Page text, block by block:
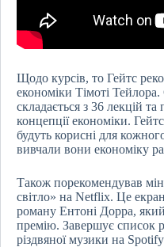
Щодо курсів, то Гейтс
економіки Тімоті
складається з 36 лекцій
концепції економіки.
будуть корисні для
вивчали вони економіку
Також порекомендував
світло» на Netflix. Це
роману Ентоні Дорра,
премію. Завершує список
різдвяної музики на